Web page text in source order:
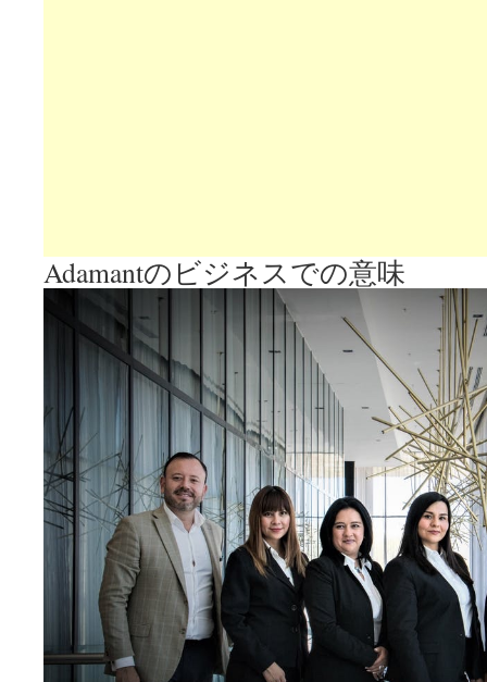
Adamantのビジネスでの意味